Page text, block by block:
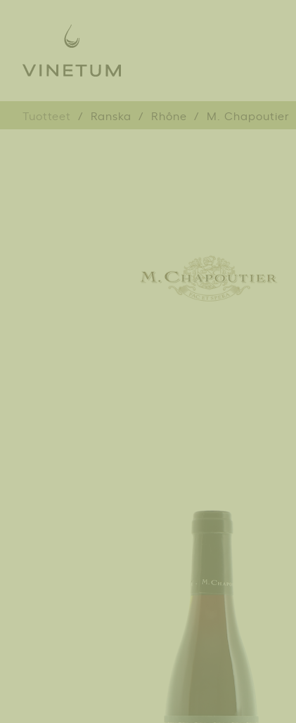
Tuotteet Ranska Rhône M. Chapoutier